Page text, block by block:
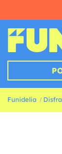
Funidelia